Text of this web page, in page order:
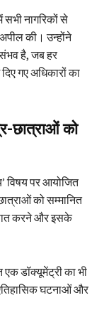
नागरिकों से
की। उन्होंने
है, जब हर
गए अधिकारों का
छात्राओं को
विषय पर आयोजित
को सम्मानित
करने और इसके
डॉक्यूमेंट्री का भी
घटनाओं और